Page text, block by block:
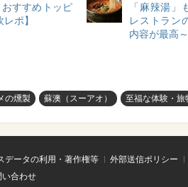
おすすめトッピ
ポ】
「麻辣湯
レストラン
内容が最高
の燻製 蘇澳（スーアオ） 至福な体験・旅
データの利用・著作権等 外部送信ポリシー
い合わせ